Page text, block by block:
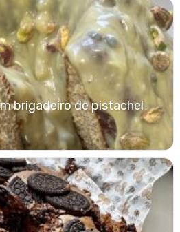
brigadeiro de pistache!